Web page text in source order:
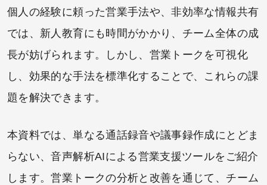
個人の経験に頼った営業手法や、非効率な情報共有
では、新人教育にも時間がかかり、チーム全体の成
長が妨げられます。しかし、営業トークを可視化
し、効果的な手法を標準化することで、これらの課
題を解決できます。
本資料では、単なる通話録音や議事録作成にとどま
らない、音声解析AIによる営業支援ツールをご紹介
します。営業トークの分析と改善を通じて、チーム